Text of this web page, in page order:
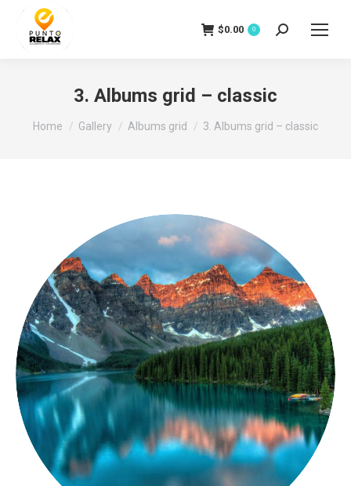
$0.00 0 Search:
3. Albums grid – classic
You are here:
Home Gallery Albums grid 3. Albums grid – classic